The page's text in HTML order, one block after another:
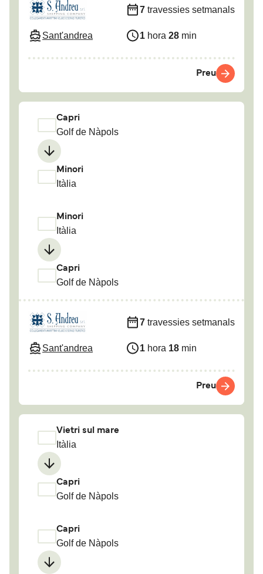
Sant'andrea
7 travessies setmanals
1 hora 28 min
Preu
Capri
Golf de Nàpols
Minori
Itàlia
Minori
Itàlia
Capri
Golf de Nàpols
Sant'andrea
7 travessies setmanals
1 hora 18 min
Preu
Vietri sul mare
Itàlia
Capri
Golf de Nàpols
Capri
Golf de Nàpols